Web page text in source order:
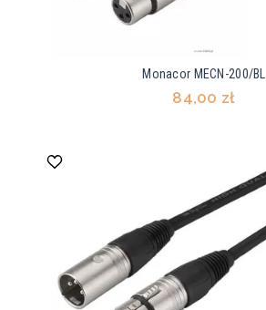
Monacor MECN-200/BL
84,00 zł